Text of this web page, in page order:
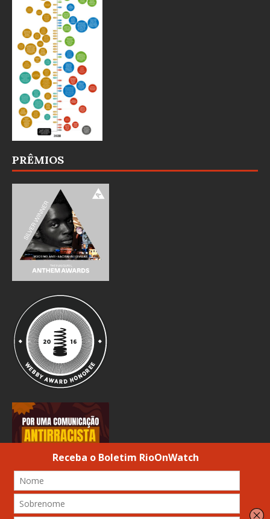
PRÊMIOS